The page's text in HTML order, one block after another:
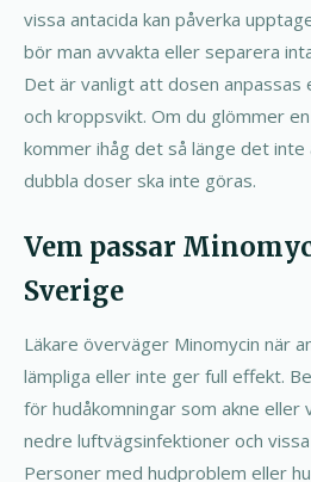
vissa antacida kan påverka
bör man avvakta eller separera
Det är vanligt att dosen
och kroppsvikt. Om du glömmer
kommer ihåg det så länge det inte
dubbla doser ska inte göras.
Vem passar
Sverige
Läkare överväger Minomycin när
lämpliga eller inte ger full effekt.
för hudåkomningar som akne eller
nedre luftvägsinfektioner och
Personer med hudproblem eller